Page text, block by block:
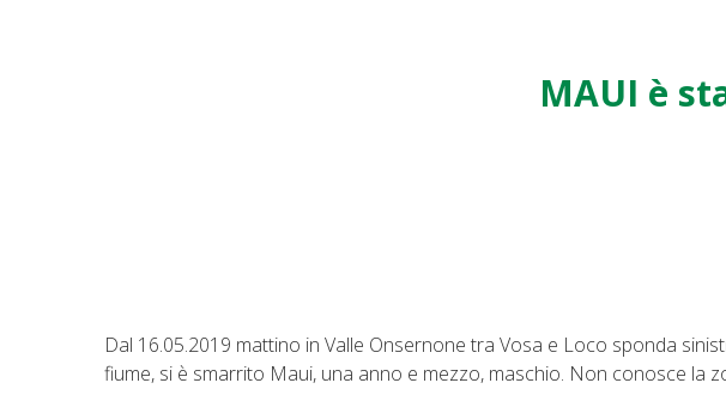
MAUI è
Dal 16.05.2019 mattino in Valle Onsernone tra Vosa e Loco sponda
fiume, si è smarrito Maui, una anno e mezzo, maschio. Non conosce la